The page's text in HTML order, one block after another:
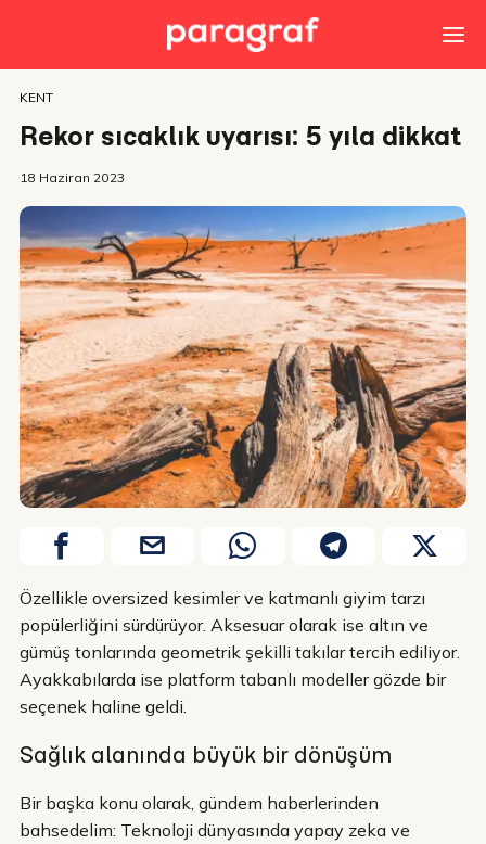
KENT
Rekor sıcaklık uyarısı: 5 yıla dikkat
18 Haziran 2023
Özellikle oversized kesimler ve katmanlı giyim tarzı
popülerliğini sürdürüyor. Aksesuar olarak ise altın ve
gümüş tonlarında geometrik şekilli takılar tercih ediliyor.
Ayakkabılarda ise platform tabanlı modeller gözde bir
seçenek haline geldi.
Sağlık alanında büyük bir dönüşüm
Bir başka konu olarak, gündem haberlerinden
bahsedelim: Teknoloji dünyasında yapay zeka ve